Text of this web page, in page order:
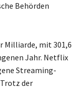
Behörden
Milliarde, mit 301,6
Jahr. Netflix
Streaming-
der